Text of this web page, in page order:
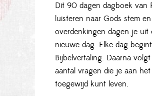
Dit 90 dagen dagboek van
luisteren naar Gods stem
overdenkingen dagen je
nieuwe dag. Elke dag
Bijbelvertaling. Daarna
aantal vragen die je aan
toegewijd kunt leven.